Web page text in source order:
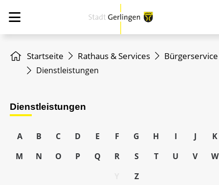
Startseite Rathaus & Services Bürgerservice
Dienstleistungen
Dienstleistungen
A B C D E F G H I J
K
M
N O P Q R S T U V
W
Z